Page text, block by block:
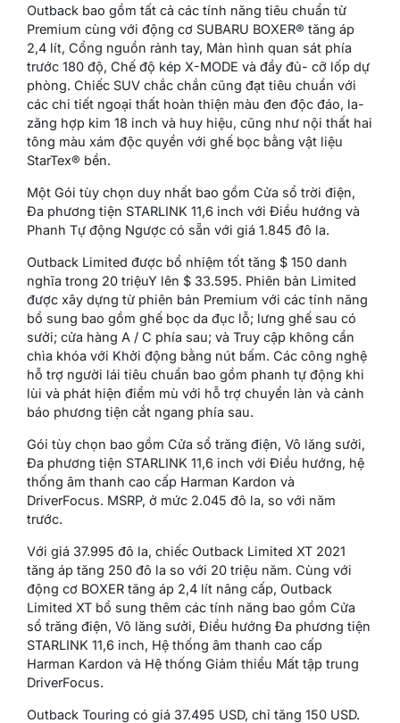
Outback bao gồm tất cả các tính năng tiêu chuẩn từ
Premium cùng với động cơ SUBARU BOXER® tăng áp
2,4 lít, Cổng nguồn rảnh tay, Màn hình quan sát phía
trước 180 độ, Chế độ kép X-MODE và đầy đủ- cỡ lốp dự
phòng. Chiếc SUV chắc chắn cũng đạt tiêu chuẩn với
các chi tiết ngoại thất hoàn thiện màu đen độc đáo, la-
zăng hợp kim 18 inch và huy hiệu, cũng như nội thất hai
tông màu xám độc quyền với ghế bọc bằng vật liệu
StarTex® bền.
Một Gói tùy chọn duy nhất bao gồm Cửa sổ trời điện,
Đa phương tiện STARLINK 11,6 inch với Điều hướng và
Phanh Tự động Ngược có sẵn với giá 1.845 đô la.
Outback Limited được bổ nhiệm tốt tăng $ 150 danh
nghĩa trong 20 triệuY lên $ 33.595. Phiên bản Limited
được xây dựng từ phiên bản Premium với các tính năng
bổ sung bao gồm ghế bọc da đục lỗ; lưng ghế sau có
sưởi; cửa hàng A / C phía sau; và Truy cập không cần
chìa khóa với Khởi động bằng nút bấm. Các công nghệ
hỗ trợ người lái tiêu chuẩn bao gồm phanh tự động khi
lùi và phát hiện điểm mù với hỗ trợ chuyển làn và cảnh
báo phương tiện cắt ngang phía sau.
Gói tùy chọn bao gồm Cửa sổ trăng điện, Vô lăng sưởi,
Đa phương tiện STARLINK 11,6 inch với Điều hướng, hệ
thống âm thanh cao cấp Harman Kardon và
DriverFocus. MSRP, ở mức 2.045 đô la, so với năm
trước.
Với giá 37.995 đô la, chiếc Outback Limited XT 2021
tăng áp tăng 250 đô la so với 20 triệu năm. Cùng với
động cơ BOXER tăng áp 2,4 lít nâng cấp, Outback
Limited XT bổ sung thêm các tính năng bao gồm Cửa
sổ trăng điện, Vô lăng sưởi, Điều hướng Đa phương tiện
STARLINK 11,6 inch, Hệ thống âm thanh cao cấp
Harman Kardon và Hệ thống Giảm thiểu Mất tập trung
DriverFocus.
Outback Touring có giá 37.495 USD, chỉ tăng 150 USD.